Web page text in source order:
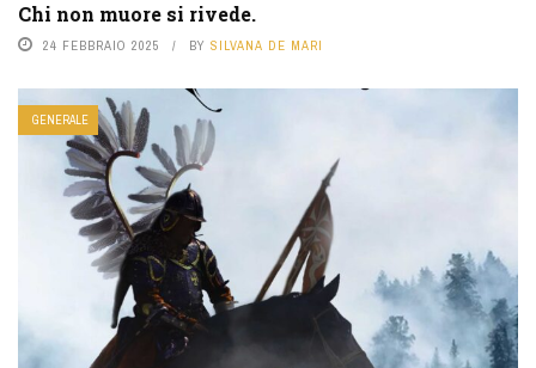
Chi non muore si rivede.
24 FEBBRAIO 2025 BY SILVANA DE MARI
GENERALE